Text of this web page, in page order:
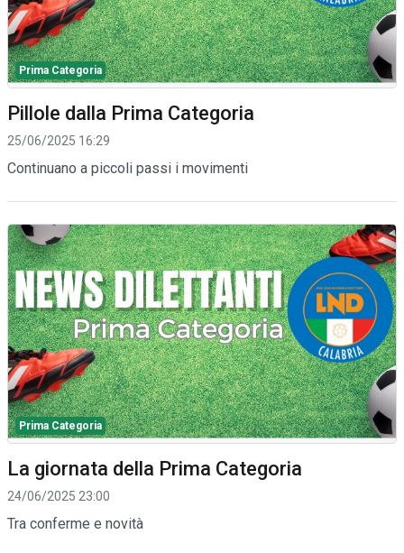
Prima Categoria
Pillole dalla Prima Categoria
25/06/2025 16:29
Continuano a piccoli passi i movimenti
Prima Categoria
La giornata della Prima Categoria
24/06/2025 23:00
Tra conferme e novità